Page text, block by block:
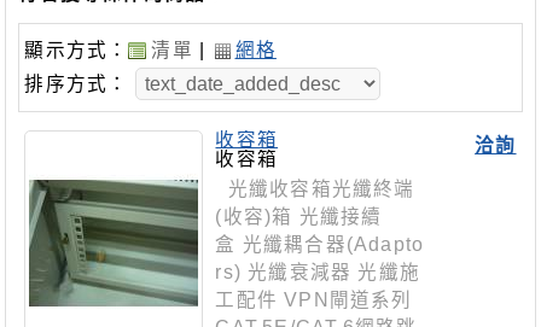
顯示方式： 清單
網格
排序方式：
洽詢
收容箱
收容箱
光纖收容箱光纖終端
(收容)箱 光纖接續
盒 光纖耦合器(Adapto
rs) 光纖衰減器 光纖施
工配件 VPN閘道系列